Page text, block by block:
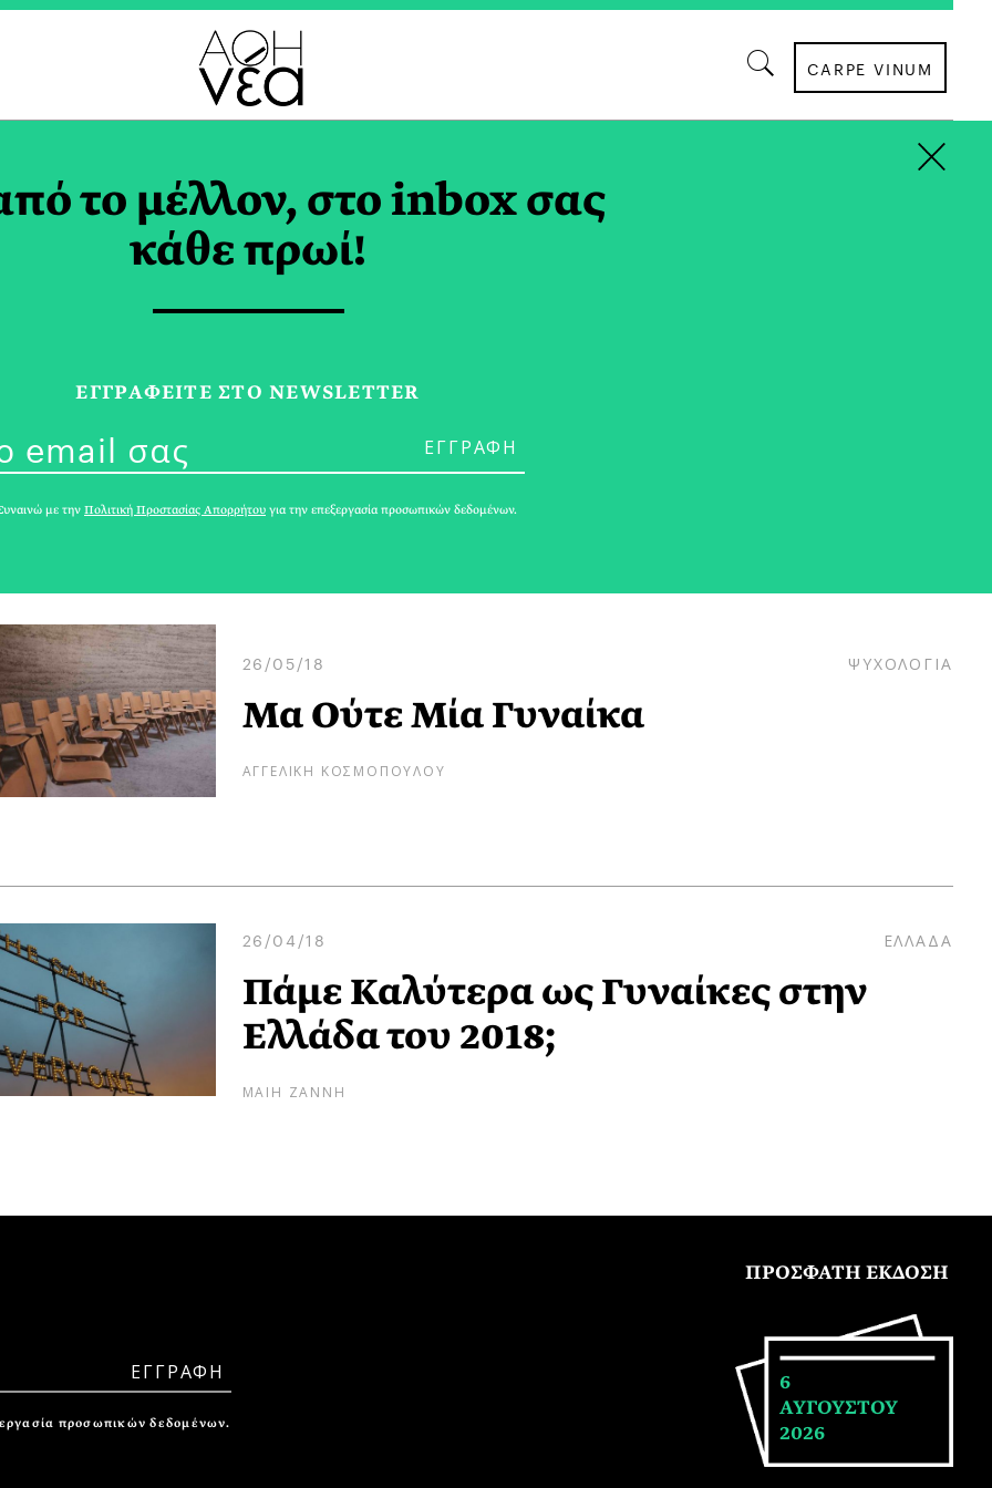
CARPE VINUM
TAG
ΜΑΙΗ ΖΑΝΝΗ
26/05/18 ΨΥΧΟΛΟΓΙΑ
Μα Ούτε Μία Γυναίκα
ΑΓΓΕΛΙΚΗ ΚΟΣΜΟΠΟΥΛΟΥ
26/04/18 ΕΛΛΑΔΑ
Πάμε Καλύτερα ως Γυναίκες στην
Ελλάδα του 2018;
ΜΑΙΗ ΖΑΝΝΗ
προσωπικών δεδομένων.
ΠΡΟΣΦΑΤΗ ΕΚΔΟΣΗ
6
ΑΥΓΟΥΣΤΟΥ
2026
το μέλλον, στο inbox σας
κάθε πρωί!
ΕΓΓPΑΦΕΙΤΕ ΣΤΟ NEWSLETTER
με την Πολιτική Προστασίας Απορρήτου για την επεξεργασία προσωπικών δεδομένων.
×